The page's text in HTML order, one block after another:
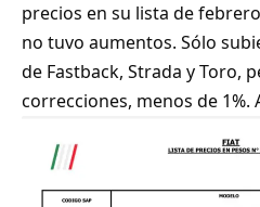
precios en su lista de
no tuvo aumentos. Sólo
de Fastback, Strada y Toro,
correcciones, menos de